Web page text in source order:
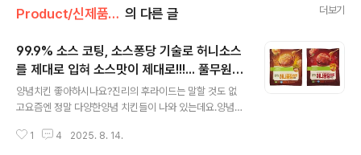
Product/신제품 인사드려요! 의 다른 글 더보기
99.9% 소스 코팅, 소스퐁당 기술로 허니소스
를 제대로 입혀 소스맛이 제대로!!!... 풀무원
'허니퐁당 치킨'
양념치킨 좋아하시나요?진리의 후라이드는 말할 것도 없
고요즘엔 정말 다양한양념 치킨들이 나와 있는데요.양념
양념이 제대로 발라져 있지 않아속살이 군데군데 들여다
1 4 2025. 8. 14.